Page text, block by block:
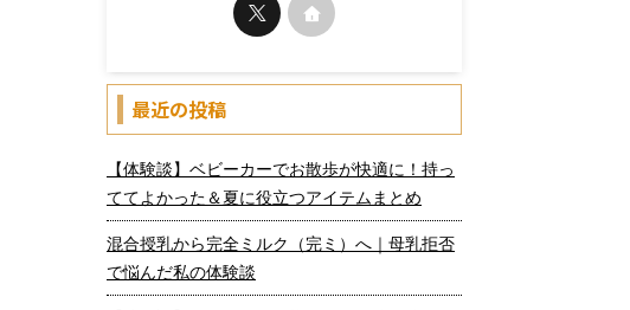
最近の投稿
【体験談】ベビーカーでお散歩が快適に！持っ
ててよかった＆夏に役立つアイテムまとめ
混合授乳から完全ミルク（完ミ）へ｜母乳拒否
で悩んだ私の体験談